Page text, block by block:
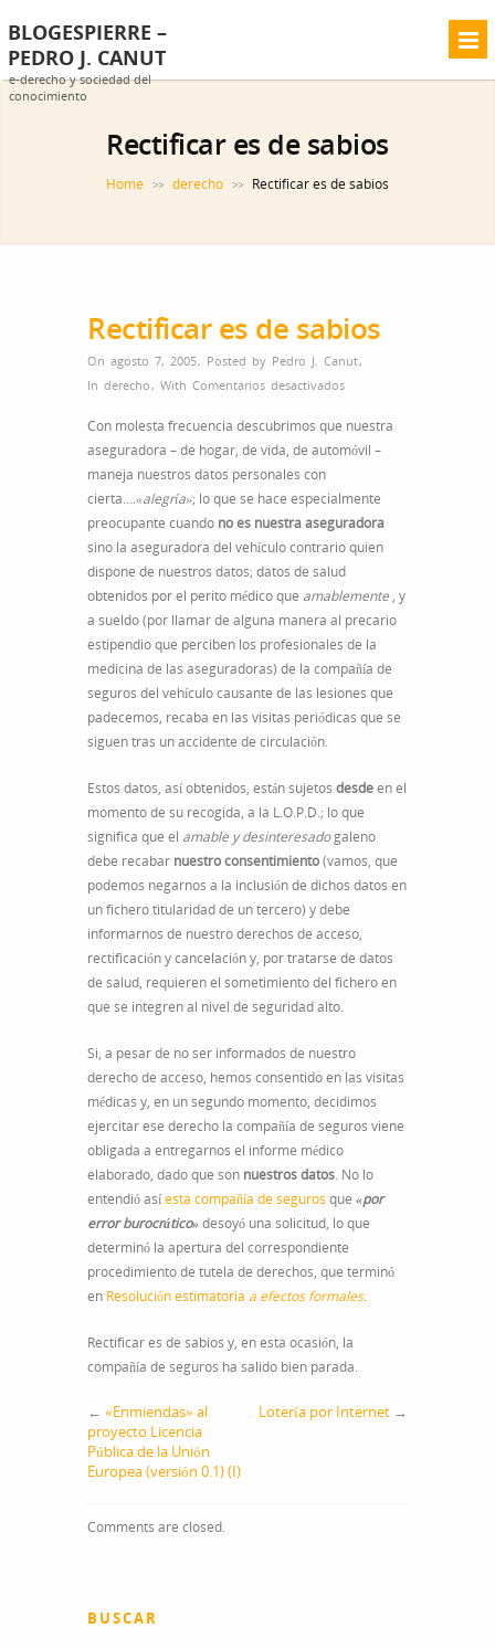
BLOGESPIERRE –
PEDRO J. CANUT
e-derecho y sociedad del
conocimiento
Rectificar es de sabios
Home >> derecho >> Rectificar es de sabios
Rectificar es de sabios
On agosto 7, 2005, Posted by Pedro J. Canut,
In derecho, With Comentarios desactivadosen
es
de
Con molesta frecuencia descubrimos que nuestra
aseguradora – de hogar, de vida, de automóvil –
maneja nuestros datos personales con
cierta….«alegría»; lo que se hace especialmente
preocupante cuando no es nuestra aseguradora
sino la aseguradora del vehículo contrario quien
dispone de nuestros datos; datos de salud
obtenidos por el perito médico que amablemente , y
a sueldo (por llamar de alguna manera al precario
estipendio que perciben los profesionales de la
medicina de las aseguradoras) de la compañía de
seguros del vehículo causante de las lesiones que
padecemos, recaba en las visitas periódicas que se
siguen tras un accidente de circulación.
Estos datos, así obtenidos, están sujetos desdeen el
momento de su recogida, a la L.O.P.D.; lo que
significa que el amable y desinteresadogaleno
debe recabar nuestro consentimiento(vamos, que
podemos negarnos a la inclusión de dichos datos en
un fichero titularidad de un tercero) y debe
informarnos de nuestro derechos de acceso,
rectificación y cancelación y, por tratarse de datos
de salud, requieren el sometimiento del fichero en
que se integren al nivel de seguridad alto.
Si, a pesar de no ser informados de nuestro
derecho de acceso, hemos consentido en las visitas
médicas y, en un segundo momento, decidimos
ejercitar ese derecho la compañía de seguros viene
obligada a entregarnos el informe médico
elaborado, dado que son nuestros datos. No lo
entendió asíesta compañía de seguros que «por
error burocrático»desoyó una solicitud, lo que
determinó la apertura del correspondiente
procedimiento de tutela de derechos, que terminó
en Resolución estimatoria a efectos formales.
Rectificar es de sabios y, en esta ocasión, la
compañía de seguros ha salido bien parada.
← «Enmiendas» al
proyecto Licencia
Pública de la Unión
Europea (versión 0.1) (I)
Lotería por Internet →
Comments are closed.
BUSCAR